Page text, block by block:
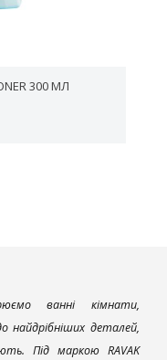
300 МЛ
ванні кімнати,
найдрібніших деталей,
Під маркою RAVAK